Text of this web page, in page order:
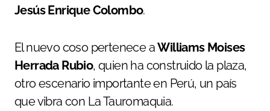
Jesús Enrique Colombo.
El nuevo coso pertenece aWilliams Moises
Herrada Rubio, quien ha construido la plaza,
otro escenario importante en Perú, un país
que vibra con La Tauromaquia.